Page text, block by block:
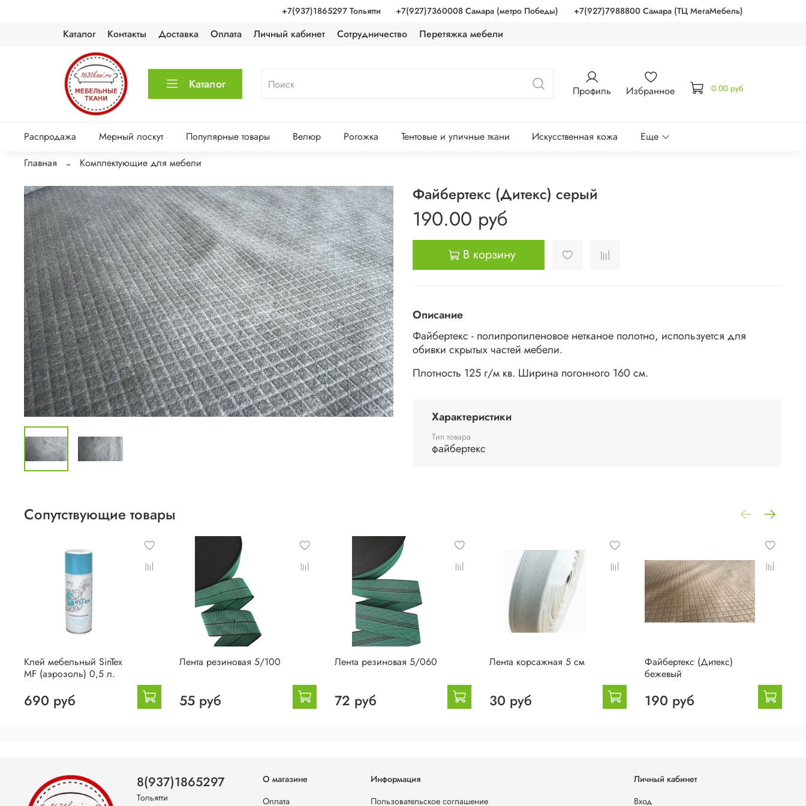
+7(937)1865297 Тольятти +7(927)7360008 Самара (метро Победы) +7(927)7988800 Самара (ТЦ МегаМебель)
Каталог Контакты Доставка Оплата Личный кабинет Сотрудничество Перетяжка мебели
Каталог Профиль Избранное 0.00 руб
Распродажа Мерный лоскут Популярные товары Велюр Рогожка Тентовые и уличные ткани Искусственная кожа
Еще
Главная
Комплектующие для мебели
Файбертекс (Дитекс) серый
190.00 руб
В корзину
Описание
Файбертекс - полипропиленовое нетканое полотно, используется для
обивки скрытых частей мебели.
Плотность 125 г/м кв. Ширина погонного 160 см.
Характеристики
Тип товара
файбертекс
Сопутствующие товары
Клей мебельный SinTex
MF (аэрозоль) 0,5 л.
690 руб
Лента резиновая 5/100
55 руб
Лента резиновая 5/060
72 руб
Лента корсажная 5 см
30 руб
Файбертекс (Дитекс)
бежевый
190 руб
О магазине
Оплата
Информация
Пользовательское соглашение
Личный кабинет
Вход
8(937)1865297
Тольятти